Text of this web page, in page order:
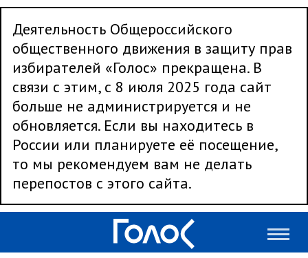
Деятельность Общероссийского
общественного движения в защиту прав
избирателей «Голос» прекращена. В
связи с этим, с 8 июля 2025 года сайт
больше не администрируется и не
обновляется. Если вы находитесь в
России или планируете её посещение,
то мы рекомендуем вам не делать
перепостов с этого сайта.